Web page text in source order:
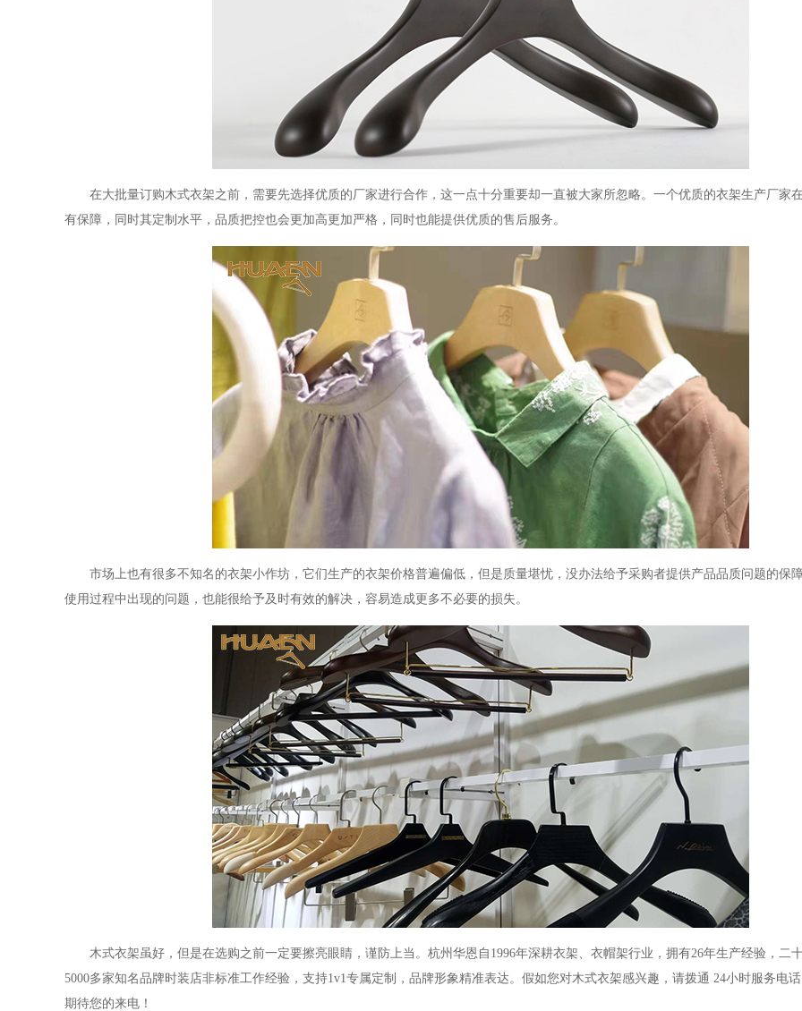
在大批量订购木式衣架之前，需要先选择优质的厂家进行合作，这一点十分重要却一直被大家所忽略。一个优质的衣架生产厂家
有保障，同时其定制水平，品质把控也会更加高更加严格，同时也能提供优质的售后服务。
市场上也有很多不知名的衣架小作坊，它们生产的衣架价格普遍偏低，但是质量堪忧，没办法给予采购者提供产品品质问题的保
使用过程中出现的问题，也能很给予及时有效的解决，容易造成更多不必要的损失。
木式衣架虽好，但是在选购之前一定要擦亮眼睛，谨防上当。杭州华恩自 1996年深耕衣架、衣帽架行业，拥有26年生产经验，二
5000多家知名品牌时装店非标准工作经验，支持1v1专属定制，品牌形象精准表达。假如您对木式衣架感兴趣，请拨通 24小时服务电话
期待您的来电！